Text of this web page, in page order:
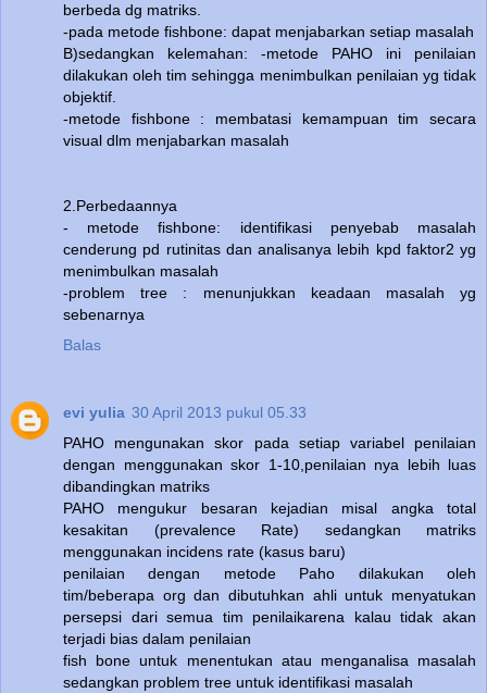
berbeda dg matriks.
-pada metode fishbone: dapat menjabarkan setiap masalah
B)sedangkan kelemahan: -metode PAHO ini penilaian
dilakukan oleh tim sehingga menimbulkan penilaian yg tidak
objektif.
-metode fishbone : membatasi kemampuan tim secara
visual dlm menjabarkan masalah
2.Perbedaannya
- metode fishbone: identifikasi penyebab masalah
cenderung pd rutinitas dan analisanya lebih kpd faktor2 yg
menimbulkan masalah
-problem tree : menunjukkan keadaan masalah yg
sebenarnya
Balas
evi yulia 30 April 2013 pukul 05.33
PAHO mengunakan skor pada setiap variabel penilaian
dengan menggunakan skor 1-10,penilaian nya lebih luas
dibandingkan matriks
PAHO mengukur besaran kejadian misal angka total
kesakitan (prevalence Rate) sedangkan matriks
menggunakan incidens rate (kasus baru)
penilaian dengan metode Paho dilakukan oleh
tim/beberapa org dan dibutuhkan ahli untuk menyatukan
persepsi dari semua tim penilaikarena kalau tidak akan
terjadi bias dalam penilaian
fish bone untuk menentukan atau menganalisa masalah
sedangkan problem tree untuk identifikasi masalah